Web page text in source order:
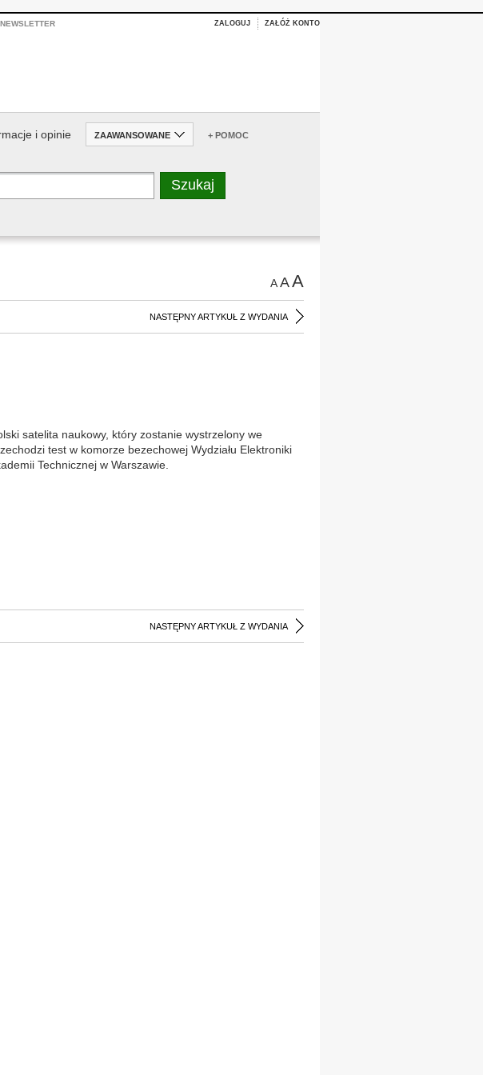
NEWSLETTER ZALOGUJ ZAŁÓŻ KONTO
i opinie ZAAWANSOWANE + POMOC
AAA
NASTĘPNY ARTYKUŁ Z WYDANIA
satelita naukowy, który zostanie wystrzelony we
test w komorze bezechowej Wydziału Elektroniki
Technicznej w Warszawie.
NASTĘPNY ARTYKUŁ Z WYDANIA